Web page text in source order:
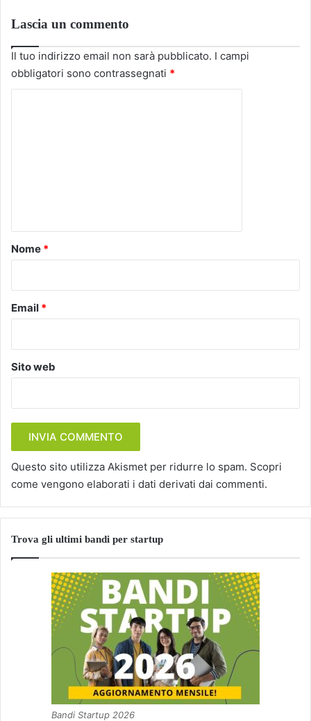
Lascia un commento
Il tuo indirizzo email non sarà pubblicato. I campi
obbligatori sono contrassegnati *
o
Nome *
Email *
Sito web
Questo sito utilizza Akismet per ridurre lo spam. Scopri
come vengono elaborati i dati derivati dai commenti.
Trova gli ultimi bandi per startup
Bandi Startup 2026